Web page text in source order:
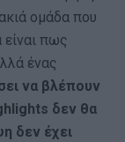
ομάδα που
πως
ένας
να βλέπουν
δεν θα
δεν έχει